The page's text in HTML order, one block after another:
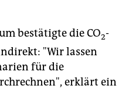
bestätigte die CO2-
"Wir lassen
für die
erklärt ein